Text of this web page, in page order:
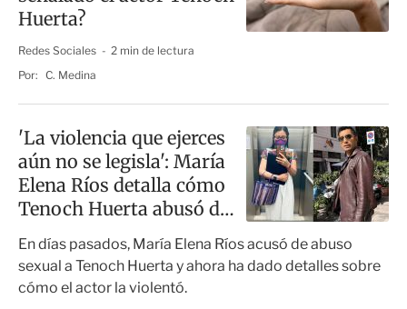
Huerta?
Redes Sociales
2 min de lectura
Por: C. Medina
'La violencia que ejerces
aún no se legisla': María
Elena Ríos detalla cómo
Tenoch Huerta abusó de
ella
En días pasados, María Elena Ríos acusó de abuso
sexual a Tenoch Huerta y ahora ha dado detalles sobre
cómo el actor la violentó.